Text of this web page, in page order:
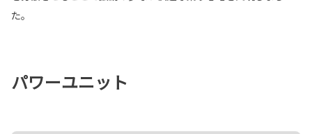
た。
パワーユニット